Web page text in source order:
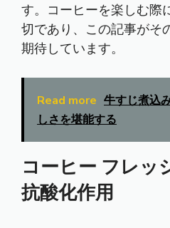
す。コーヒーを楽しむ際
切であり、この記事がそ
期待しています。
Read more 牛すじ煮込
しさを堪能する
コーヒー フレッ
抗酸化作用